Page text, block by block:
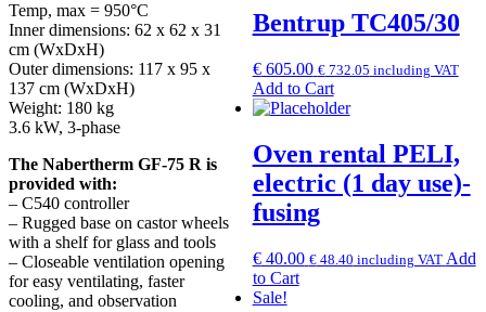
Temp, max = 950°C
Inner dimensions: 62 x 62 x 31
cm (WxDxH)
Outer dimensions: 117 x 95 x
137 cm (WxDxH)
Weight: 180 kg
3.6 kW, 3-phase
The Nabertherm GF-75 R is
provided with:
– C540 controller
– Rugged base on castor wheels
with a shelf for glass and tools
– Closeable ventilation opening
for easy ventilating, faster
cooling, and observation
Bentrup TC405/30
€605.00 €732.05 including VAT
Add to Cart
Oven rental PELI,
electric (1 day use)-
fusing
€40.00 €48.40 including VAT Add
to Cart
Sale!